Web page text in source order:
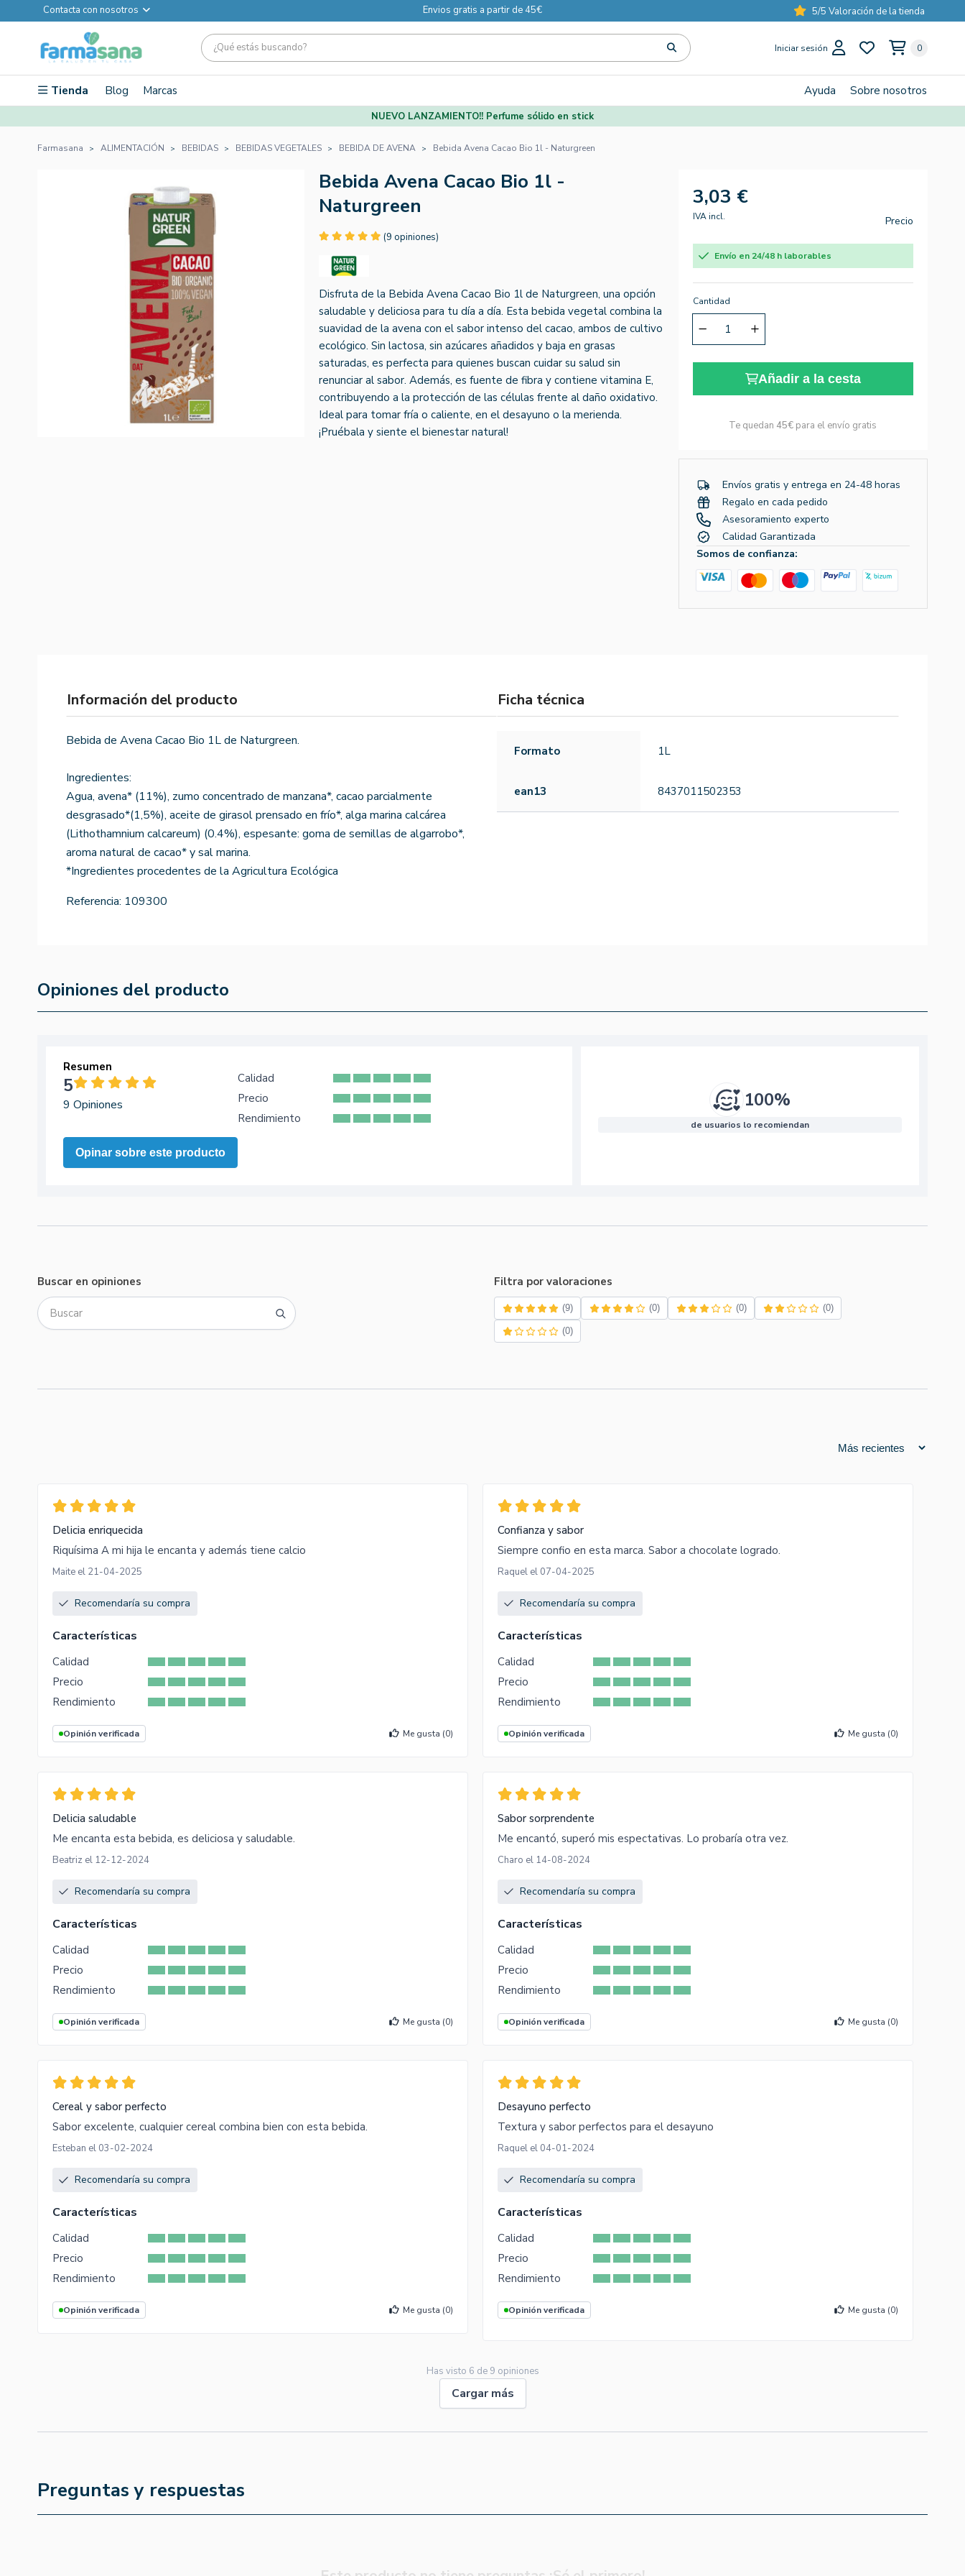
Contacta con nosotros Envios gratis a partir de 45€ 5/5 Valoración de la tienda
Iniciar sesión 0
Tienda Blog Marcas Ayuda Sobre nosotros
NUEVO LANZAMIENTO!! Perfume sólido en stick
Farmasana ALIMENTACIÓN BEBIDAS BEBIDAS VEGETALES BEBIDA DE AVENA Bebida Avena Cacao Bio 1l - Naturgreen
Bebida Avena Cacao Bio 1l -
Naturgreen
(9 opiniones)
Disfruta de la Bebida Avena Cacao Bio 1l de Naturgreen, una opción
saludable y deliciosa para tu día a día. Esta bebida vegetal combina la
suavidad de la avena con el sabor intenso del cacao, ambos de cultivo
ecológico. Sin lactosa, sin azúcares añadidos y baja en grasas
saturadas, es perfecta para quienes buscan cuidar su salud sin
renunciar al sabor. Además, es fuente de fibra y contiene vitamina E,
contribuyendo a la protección de las células frente al daño oxidativo.
Ideal para tomar fría o caliente, en el desayuno o la merienda.
¡Pruébala y siente el bienestar natural!
3,03 €
IVA incl. Precio
Envío en 24/48 h laborables
Cantidad
Añadir a la cesta
Te quedan 45€ para el envío gratis
Envíos gratis y entrega en 24-48 horas
Regalo en cada pedido
Asesoramiento experto
Calidad Garantizada
Somos de confianza:
Información del producto
Bebida de Avena Cacao Bio 1L de Naturgreen.
Ingredientes:
Agua, avena* (11%), zumo concentrado de manzana*, cacao parcialmente
desgrasado*(1,5%), aceite de girasol prensado en frío*, alga marina calcárea
(Lithothamnium calcareum) (0.4%), espesante: goma de semillas de algarrobo*,
aroma natural de cacao* y sal marina.
*Ingredientes procedentes de la Agricultura Ecológica
Referencia: 109300
Ficha técnica
Formato 1L
ean13 8437011502353
Opiniones del producto
Resumen
5
9 Opiniones
Opinar sobre este producto
Calidad
Precio
Rendimiento
100%
de usuarios lo recomiendan
Buscar en opiniones Filtra por valoraciones
(9) (0) (0) (0)
(0)
Delicia enriquecida
Riquísima A mi hija le encanta y además tiene calcio
Maite el 21-04-2025
Recomendaría su compra
Características
Calidad
Precio
Rendimiento
Opinión verificada Me gusta (0)
Confianza y sabor
Siempre confio en esta marca. Sabor a chocolate logrado.
Raquel el 07-04-2025
Recomendaría su compra
Características
Calidad
Precio
Rendimiento
Opinión verificada Me gusta (0)
Delicia saludable
Me encanta esta bebida, es deliciosa y saludable.
Beatriz el 12-12-2024
Recomendaría su compra
Características
Calidad
Precio
Rendimiento
Opinión verificada Me gusta (0)
Sabor sorprendente
Me encantó, superó mis espectativas. Lo probaría otra vez.
Charo el 14-08-2024
Recomendaría su compra
Características
Calidad
Precio
Rendimiento
Opinión verificada Me gusta (0)
Cereal y sabor perfecto
Sabor excelente, cualquier cereal combina bien con esta bebida.
Esteban el 03-02-2024
Recomendaría su compra
Características
Calidad
Precio
Rendimiento
Opinión verificada Me gusta (0)
Desayuno perfecto
Textura y sabor perfectos para el desayuno
Raquel el 04-01-2024
Recomendaría su compra
Características
Calidad
Precio
Rendimiento
Opinión verificada Me gusta (0)
Has visto 6 de 9 opiniones
Cargar más
Preguntas y respuestas